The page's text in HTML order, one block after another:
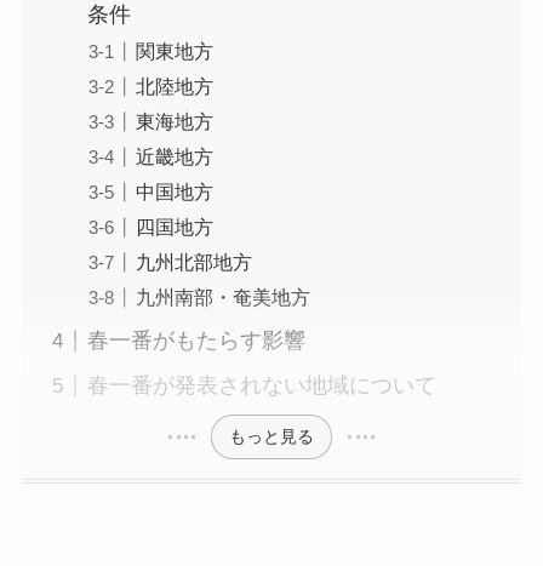
条件
関東地方
北陸地方
東海地方
近畿地方
中国地方
四国地方
九州北部地方
九州南部・奄美地方
春一番がもたらす影響
春一番が発表されない地域について
もっと見る